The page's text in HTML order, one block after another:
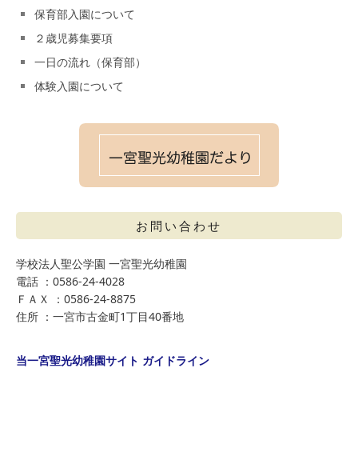
保育部入園について
２歳児募集要項
一日の流れ（保育部）
体験入園について
お問い合わせ
学校法人聖公学園 一宮聖光幼稚園
電話 ：0586-24-4028
ＦＡＸ ：0586-24-8875
住所 ：一宮市古金町1丁目40番地
当一宮聖光幼稚園サイト ガイドライン